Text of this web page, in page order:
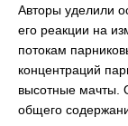
Авторы уделили
его реакции на
потокам
концентраций
высотные мачты.
общего